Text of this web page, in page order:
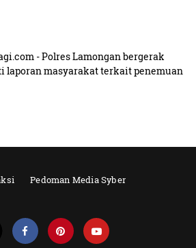
- Polres Lamongan bergerak
laporan masyarakat terkait penemuan
Pedoman Media Syber